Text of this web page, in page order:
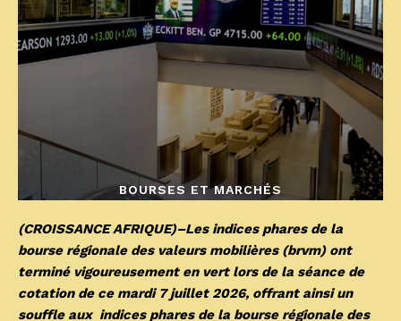
BOURSES ET MARCHÉS
(CROISSANCE AFRIQUE)–Les indices phares de la
bourse régionale des valeurs mobilières (brvm) ont
terminé vigoureusement en vert lors de la séance de
cotation de ce mardi 7 juillet 2026, offrant ainsi un
souffle aux indices phares de la bourse régionale des